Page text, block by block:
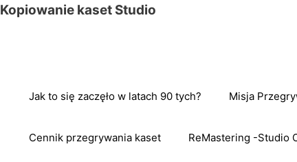
Kopiowanie kaset Studio
Jak to się zaczęło w latach 90 tych? Misja
Cennik przegrywania kaset ReMastering -Studio